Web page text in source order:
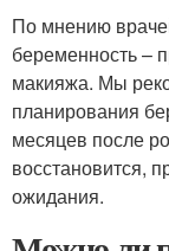
По мнению
беременность –
макияжа. Мы
планирования
месяцев после
восстановится,
ожидания.